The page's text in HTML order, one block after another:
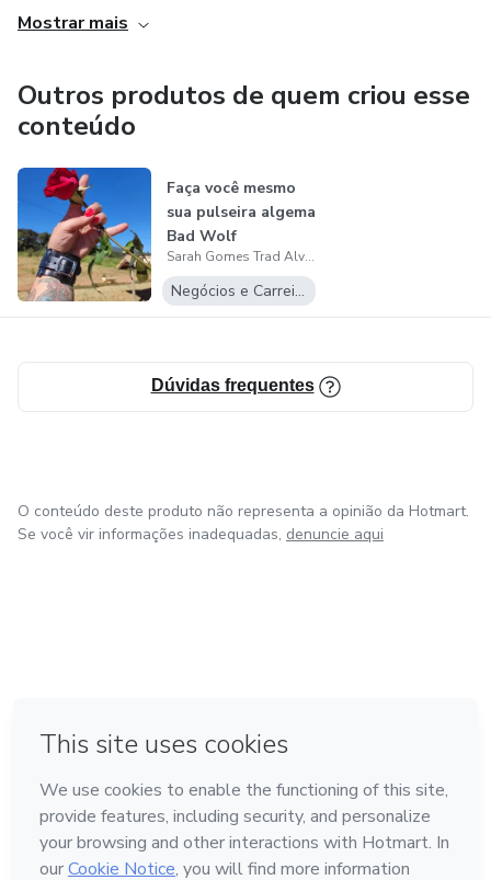
Mostrar mais
Outros produtos de quem criou esse
conteúdo
Faça você mesmo
sua pulseira algema
Bad Wolf
Sarah Gomes Trad Alves
Negócios e Carreira
Dúvidas frequentes
O conteúdo deste produto não representa a opinião da Hotmart.
Se você vir informações inadequadas, denuncie aqui
Feito com ❤ na Cidade do México
Conheça a Hotmart